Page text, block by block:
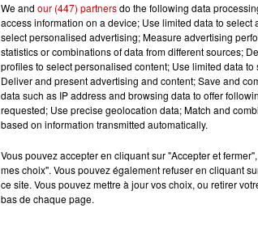
We and our (447) partnersdo the following data
access information on a device; Use limited data to
select personalised advertising; Measure advertising
statistics or combinations of data from different sources;
profiles to select personalised content; Use limited data
Deliver and present advertising and content; Save and
data such as IP address and browsing data to offer
requested; Use precise geolocation data; Match and
based on information transmitted automatically.
Vous pouvez accepter en cliquant sur "Accepter et
mes choix". Vous pouvez également refuser en cliquant
ce site. Vous pouvez mettre à jour vos choix, ou retirer
bas de chaque page.